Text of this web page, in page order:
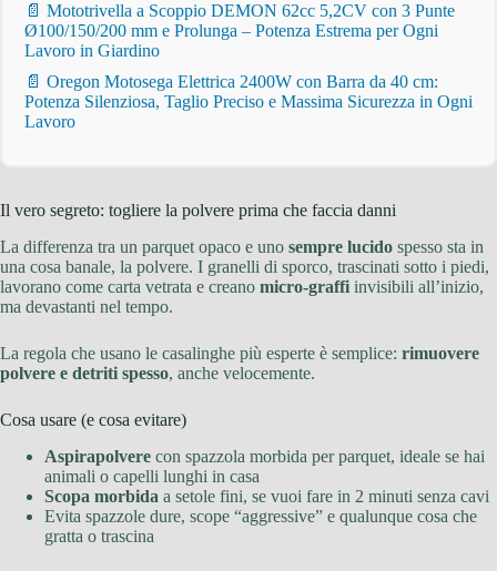
📄 Mototrivella a Scoppio DEMON 62cc 5,2CV con 3 Punte
Ø100/150/200 mm e Prolunga – Potenza Estrema per Ogni
Lavoro in Giardino
📄 Oregon Motosega Elettrica 2400W con Barra da 40 cm:
Potenza Silenziosa, Taglio Preciso e Massima Sicurezza in Ogni
Lavoro
Il vero segreto: togliere la polvere prima che faccia danni
La differenza tra un parquet opaco e uno sempre lucido spesso sta in
una cosa banale, la polvere. I granelli di sporco, trascinati sotto i piedi,
lavorano come carta vetrata e creano micro-graffi invisibili all’inizio,
ma devastanti nel tempo.
La regola che usano le casalinghe più esperte è semplice: rimuovere
polvere e detriti spesso, anche velocemente.
Cosa usare (e cosa evitare)
Aspirapolvere con spazzola morbida per parquet, ideale se hai
animali o capelli lunghi in casa
Scopa morbida a setole fini, se vuoi fare in 2 minuti senza cavi
Evita spazzole dure, scope “aggressive” e qualunque cosa che
gratta o trascina